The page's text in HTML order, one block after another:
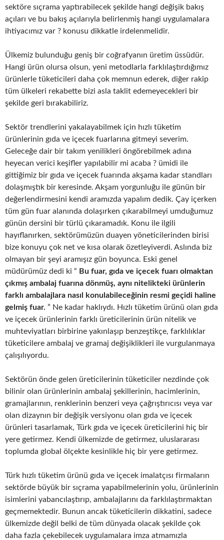
sektöre sıçrama yaptırabilecek şekilde hangi değişik bakış
açıları ve bu bakış açılarıyla belirlenmiş hangi uygulamalara
ihtiyacımız var ? konusu dikkatle irdelenmelidir.
Ülkemiz bulunduğu geniş bir coğrafyanın üretim üssüdür.
Hangi ürün olursa olsun, yeni metodlarla farklılaştırdığımız
ürünlerle tüketicileri daha çok memnun ederek, diğer rakip
tüm ülkeleri rekabette bizi asla taklit edemeyecekleri bir
şekilde geri bırakabiliriz.
Sektör trendlerini yakalayabilmek için hızlı tüketim
ürünlerinin gıda ve içecek fuarlarına gitmeyi severim.
Geleceğe dair bir takım yenilikleri öngörebilmek adına
heyecan verici keşifler yapılabilir mi acaba ? ümidi ile
gittiğimiz bir gıda ve içecek fuarında akşama kadar standları
dolaşmıştık bir keresinde. Akşam yorgunluğu ile günün bir
değerlendirmesini kendi aramızda yapalım dedik. Çay içerken
tüm gün fuar alanında dolaşırken çıkarabilmeyi umduğumuz
günün dersini bir türlü çıkaramadık. Konu ile ilgili
hayıflanırken, sektörümüzün duayen yöneticilerinden birisi
bize konuyu çok net ve kısa olarak özetleyiverdi. Aslında biz
olmayan bir şeyi aramışız gün boyunca. Eski genel
müdürümüz dedi ki “ Bu fuar, gıda ve içecek fuarı olmaktan
çıkmış ambalaj fuarına dönmüş, aynı nitelikteki ürünlerin
farklı ambalajlara nasıl konulabileceğinin resmi geçidi haline
gelmiş fuar. ” Ne kadar haklıydı. Hızlı tüketim ürünü olan gıda
ve içecek ürünlerinin farklı üreticilerinin ürün nitelik ve
muhteviyatları birbirine yakınlaşıp benzeştikçe, farklılıklar
tüketicilere ambalaj ve gramaj değişiklikleri ile vurgulanmaya
çalışılıyordu.
Sektörün önde gelen üreticilerinin tüketiciler nezdinde çok
bilinir olan ürünlerinin ambalaj şekillerinin, hacimlerinin,
gramajlarının, renklerinin benzeri veya çağrıştırıcısı veya var
olan dizaynın bir değişik versiyonu olan gıda ve içecek
ürünleri tasarlamak, Türk gıda ve içecek üreticilerini hiç bir
yere getirmez. Kendi ülkemizde de getirmez, uluslararası
toplumda global ölçekte kesinlikle hiç bir yere getirmez.
Türk hızlı tüketim ürünü gıda ve içecek imalatçısı firmaların
sektörde büyük bir sıçrama yapabilmelerinin yolu, ürünlerinin
isimlerini yabancılaştırıp, ambalajlarını da farklılaştırmaktan
geçmemektedir. Bunun ancak tüketicilerin dikkatini, sadece
ülkemizde değil belki de tüm dünyada olacak şekilde çok
daha fazla çekebilecek uygulamalara imza atmamızla